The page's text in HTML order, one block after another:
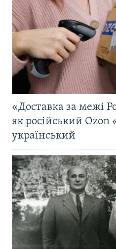
«Доставка за межі
як російський
український